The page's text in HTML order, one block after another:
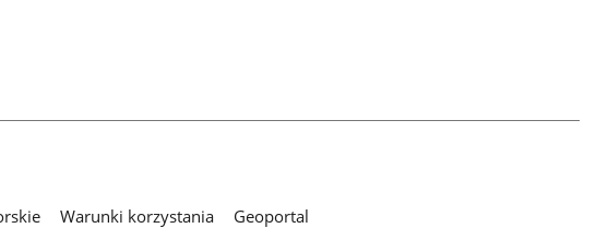
Warunki korzystania
Geoportal